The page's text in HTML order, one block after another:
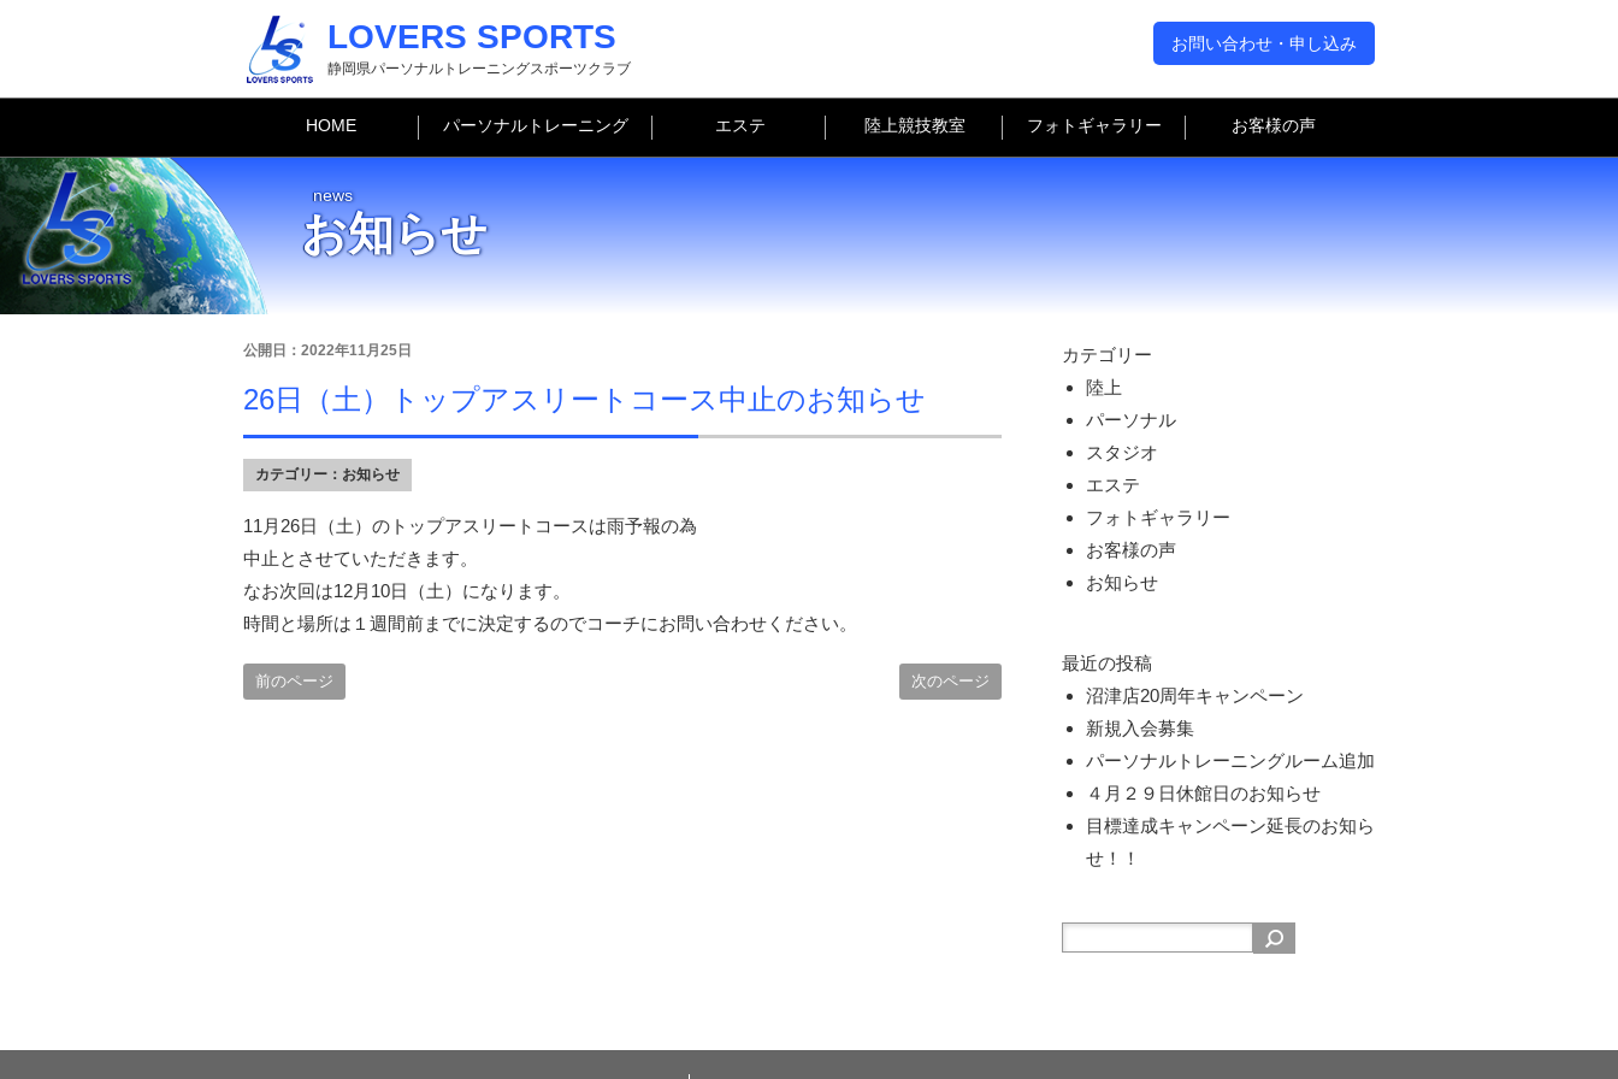
LOVERS SPORTS
静岡県パーソナルトレーニングスポーツクラブ
お問い合わせ・申し込み
HOME パーソナルトレーニング エステ 陸上競技教室 フォトギャラリー お客様の声
news
お知らせ
公開日：2022年11月25日
26日（土）トップアスリートコース中止のお知らせ
カテゴリー： お知らせ
11月26日（土）のトップアスリートコースは雨予報の為
中止とさせていただきます。
なお次回は12月10日（土）になります。
時間と場所は１週間前までに決定するのでコーチにお問い合わせください。
前のページ 次のページ
カテゴリー
陸上
パーソナル
スタジオ
エステ
フォトギャラリー
お客様の声
お知らせ
最近の投稿
沼津店20周年キャンペーン
新規入会募集
パーソナルトレーニングルーム追加
４月２９日休館日のお知らせ
目標達成キャンペーン延長のお知ら
せ！！